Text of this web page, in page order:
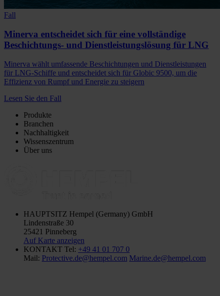
Fall
Minerva entscheidet sich für eine vollständige
Beschichtungs- und Dienstleistungslösung für LNG
Minerva wählt umfassende Beschichtungen und Dienstleistungen
für LNG-Schiffe und entscheidet sich für Globic 9500, um die
Effizienz von Rumpf und Energie zu steigern
Lesen Sie den Fall
Produkte
Branchen
Nachhaltigkeit
Wissenszentrum
Über uns
HAUPTSITZ Hempel (Germany) GmbH
Lindenstraße 30
25421 Pinneberg
Auf Karte anzeigen
KONTAKT Tel: +49 41 01 707 0
Mail: Protective.de@hempel.com Marine.de@hempel.com